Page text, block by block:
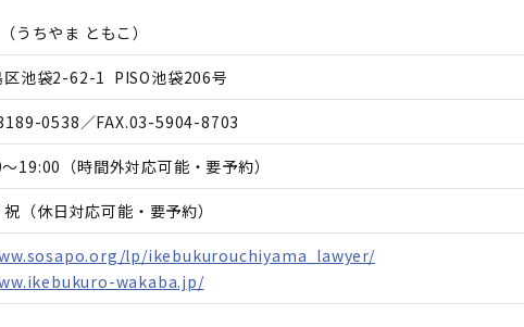
（うちやま ともこ）
区池袋2-62-1 PISO池袋206号
0538／FAX.03-5904-8703
19:00（時間外対応可能・要予約）
（休日対応可能・要予約）
lp/ikebukurouchiyama_lawyer/
wakaba.jp/